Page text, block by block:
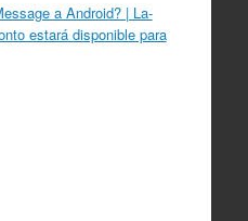
a Android? | La-
estará disponible para